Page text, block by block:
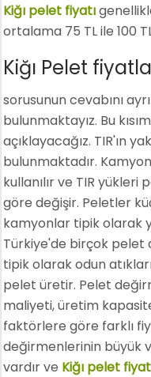
Kiğı pelet fiyatı
ortalama 75 TL ile 100
Kiğı Pelet
sorusunun cevabını
bulunmaktayız. Bu
açıklayacağız. TIR'ın
bulunmaktadır.
kullanılır ve TIR
göre değişir. Peletler
kamyonlar tipik olarak
Türkiye'de birçok pelet
tipik olarak odun
pelet üretir. Pelet
maliyeti, üretim
faktörlere göre farklı
değirmenlerinin büyük
vardır ve Kiğı pelet